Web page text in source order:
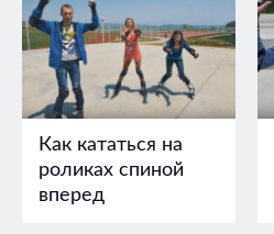
Как кататься на
роликах спиной
вперед